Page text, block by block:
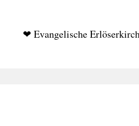
❤ Evangelische